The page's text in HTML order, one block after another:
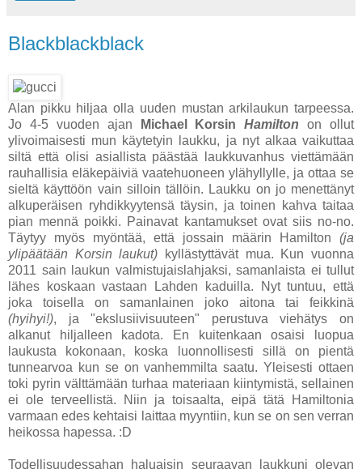
Blackblackblack
Alan pikku hiljaa olla uuden mustan arkilaukun tarpeessa.
Jo 4-5 vuoden ajan
Michael Korsin Hamilton on ollut
ylivoimaisesti mun käytetyin laukku, ja nyt alkaa vaikuttaa
siltä että olisi asiallista päästää laukkuvanhus viettämään
rauhallisia eläkepäiviä vaatehuoneen ylähyllylle, ja ottaa se
sieltä käyttöön vain silloin tällöin. Laukku on jo menettänyt
alkuperäisen ryhdikkyytensä täysin, ja toinen kahva taitaa
pian mennä poikki. Painavat kantamukset ovat siis no-no.
Täytyy myös myöntää, että jossain määrin Hamilton (ja
ylipäätään Korsin laukut) kyllästyttävät mua. Kun vuonna
2011 sain laukun valmistujaislahjaksi, samanlaista ei tullut
lähes koskaan vastaan Lahden kaduilla. Nyt tuntuu, että
joka toisella on samanlainen joko aitona tai feikkinä
(hyihyi!), ja "ekslusiivisuuteen" perustuva viehätys on
alkanut hiljalleen kadota. En kuitenkaan osaisi luopua
laukusta kokonaan, koska luonnollisesti sillä on pientä
tunnearvoa kun se on vanhemmilta saatu. Yleisesti ottaen
toki pyrin välttämään turhaa materiaan kiintymistä, sellainen
ei ole terveellistä. Niin ja toisaalta, eipä tätä Hamiltonia
varmaan edes kehtaisi laittaa myyntiin, kun se on sen verran
heikossa hapessa. :D
Todellisuudessahan haluaisin seuraavan laukkuni olevan